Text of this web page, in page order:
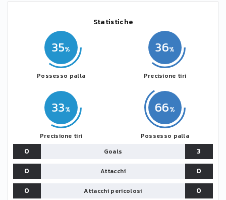
Statistiche
35
Possesso palla
33
Precisione tiri
66
Possesso palla
36
Precisione tiri
0 Goals
3
0
Attacchi
0
0
Attacchi pericolosi 0